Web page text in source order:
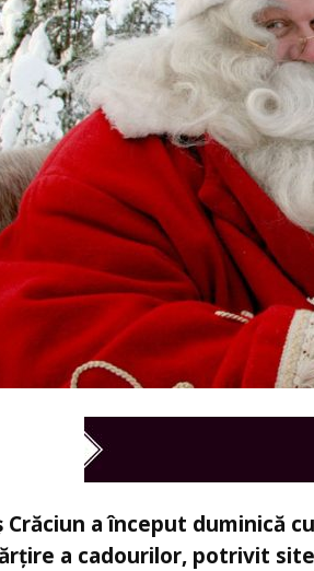
Crăciun a început duminică
a cadourilor, potrivit